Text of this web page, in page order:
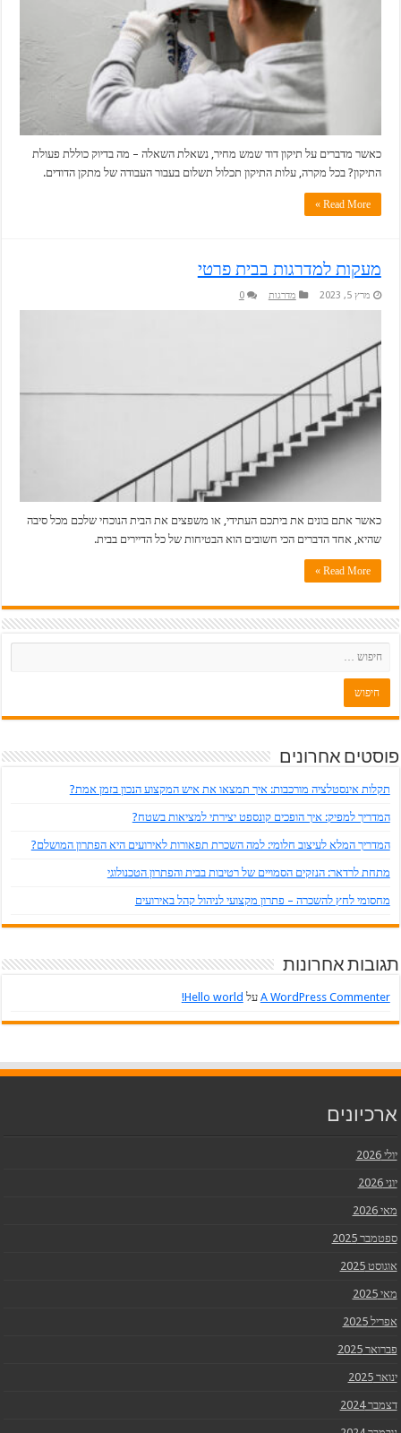
כאשר מדברים על תיקון דוד שמש מחיר, נשאלת השאלה – מה בדיוק כוללת פעולת
התיקון? בכל מקרה, עלות התיקון תכלול תשלום בעבור העבודה של מתקן הדודים.
Read More »
מעקות למדרגות בבית פרטי
מרץ 5, 2023 מדרגות 0
כאשר אתם בונים את ביתכם העתידי, או משפצים את הבית הנוכחי שלכם מכל סיבה
שהיא, אחד הדברים הכי חשובים הוא הבטיחות של כל הדיירים בבית.
Read More »
פוסטים אחרונים
תקלות אינסטלציה מורכבות: איך תמצאו את איש המקצוע הנכון בזמן אמת?
המדריך למפיק: איך הופכים קונספט יצירתי למציאות בשטח?
המדריך המלא לעיצוב חלומי: למה השכרת תפאורות לאירועים היא הפתרון המושלם?
מתחת לרדאר: הנזקים הסמויים של רטיבות בבית והפתרון הטכנולוגי
מחסומי לחץ להשכרה – פתרון מקצועי לניהול קהל באירועים
תגובות אחרונות
A WordPress Commenter על Hello world!
ארכיונים
יולי 2026
יוני 2026
מאי 2026
ספטמבר 2025
אוגוסט 2025
מאי 2025
אפריל 2025
פברואר 2025
ינואר 2025
דצמבר 2024